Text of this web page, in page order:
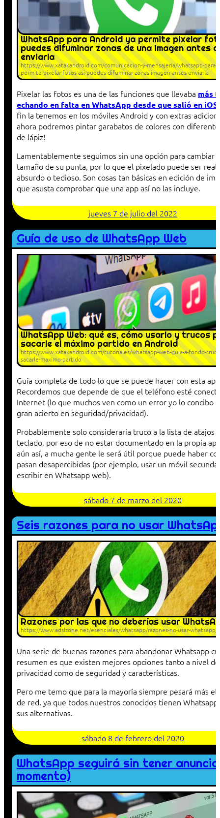
WhatsApp para Android ya permite pixelar
puedes difuminar zonas de una imagen antes
enviarla
https://www.xatakandroid.com/comunicacion-y-mensajeria/whatsapp-para-
permite-pixelar-fotos-asi-puedes-difuminar-zonas-imagen-antes-enviarla
Pixelar las fotos es una de las funciones que llevaba más
echando en falta en WhatsApp desde que salió en iOS
fin la tenemos en los móviles Android y con extras
ahora podremos pintar garabatos de colores con
de lápiz!
Lamentablemente seguimos sin una opción para cambiar
tamaño de su punta, por lo que el pixelado puede ser
absurdo o tedioso. Son cosas tan básicas en edición de
que asusta comprobar que una app así no las incluye.
jueves 7 de julio del 2022
Guía de uso de WhatsApp Web
WhatsApp Web: qué es, cómo usarlo y trucos
sacarle el máximo partido en Android
https://www.xatakandroid.com/tutoriales/whatsapp-web-guia-a-fondo-
sacarle-maximo-partido
Guía completa de todo lo que se puede hacer con esta
Recordemos que depende de que el teléfono esté
Internet (lo que muchos ven como un error yo lo concibo
gran acierto en seguridad/privacidad).
Probablemente solo consideraría truco a la lista de atajos
teclado, por eso de no estar documentado en la propia
aún así, a mucha gente le será útil porque puede haber
pasan desapercibidas (por ejemplo, usar un móvil
escribir en Whatsapp web).
sábado 7 de marzo del 2020
Seis razones para no usar
Razones por las que no deberías usar
https://www.adslzone.net/esenciales/whatsapp/razones-no-usar-whatsapp/
Una serie de buenas razones para abandonar Whatsapp
resumen es que existen mejores opciones tanto a nivel de
privacidad como de seguridad y características.
Pero me temo que para la mayoría siempre pesará más
de red, ya que todos nuestros conocidos tienen
sus alternativas.
sábado 8 de febrero del 2020
WhatsApp seguirá sin tener
momento)